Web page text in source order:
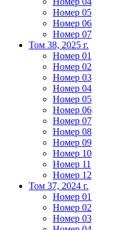
Номер 05
Номер 06
Номер 07
Том 38, 2025 г.
Номер 01
Номер 02
Номер 03
Номер 04
Номер 05
Номер 06
Номер 07
Номер 08
Номер 09
Номер 10
Номер 11
Номер 12
Том 37, 2024 г.
Номер 01
Номер 02
Номер 03